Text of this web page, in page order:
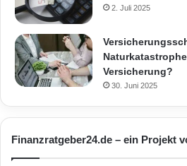
2. Juli 2025
Versicherung?
30. Juni 2025
Finanzratgeber24.de – ein Projekt